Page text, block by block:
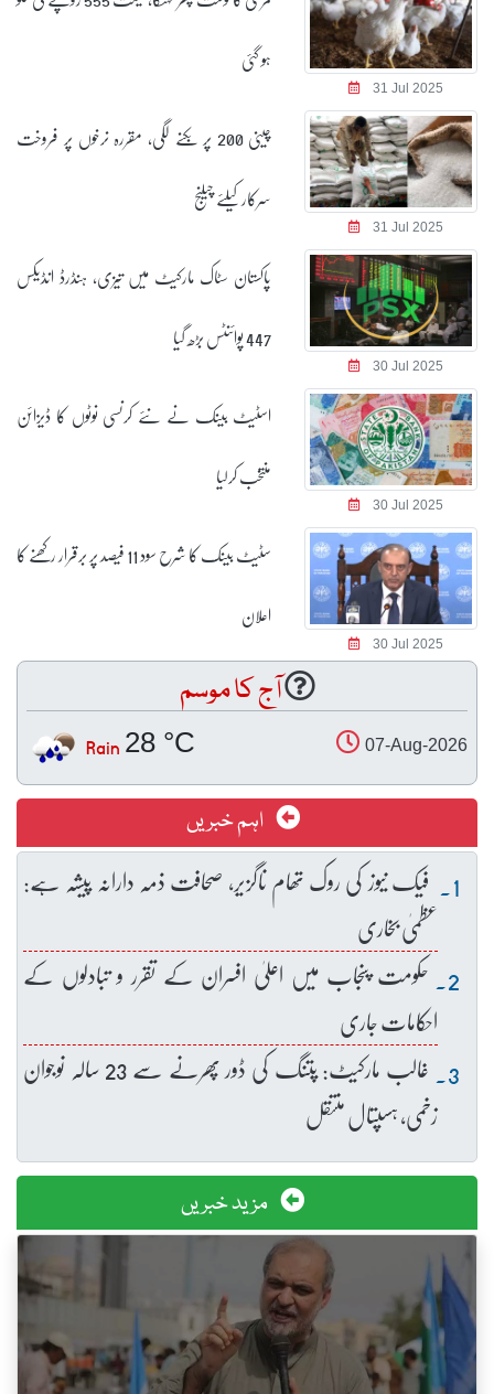
31 Jul 2025
ہو گئی
31 Jul 2025
چینی 200 پر بکنے لگی، مقررہ نرخوں پر فروخت
سرکار کیلئے چیلنج
30 Jul 2025
پاکستان سٹاک مارکیٹ میں تیزی، ہنڈرڈ انڈیکس
447 پوائنٹس بڑھ گیا
30 Jul 2025
اسٹیٹ بینک نے نئے کرنسی نوٹوں کا ڈیزائن
منتخب کرلیا
30 Jul 2025
سٹیٹ بینک کا شرح سود 11 فیصد پر برقرار رکھنے کا
اعلان
آج کا موسم
07-Aug-2026
28 °C
Rain
اہم خبریں
فیک نیوز کی روک تھام ناگزیر، صحافت ذمہ دارانہ پیشہ ہے:
عظمیٰ بخاری
حکومت پنجاب میں اعلیٰ افسران کے تقرر و تبادلوں کے
احکامات جاری
غالب مارکیٹ: پتنگ کی ڈور پھرنے سے 23 سالہ نوجوان
زخمی، ہسپتال منتقل
مزید خبریں